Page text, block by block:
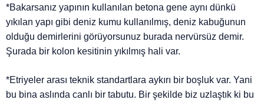
*Bakarsanız yapının kullanılan betona gene aynı dünkü
yıkılan yapı gibi deniz kumu kullanılmış, deniz kabuğunun
olduğu demirlerini görüyorsunuz burada nervürsüz demir.
Şurada bir kolon kesitinin yıkılmış hali var.
*Etriyeler arası teknik standartlara aykırı bir boşluk var. Yani
bu bina aslında canlı bir tabutu. Bir şekilde biz uzlaştık ki bu